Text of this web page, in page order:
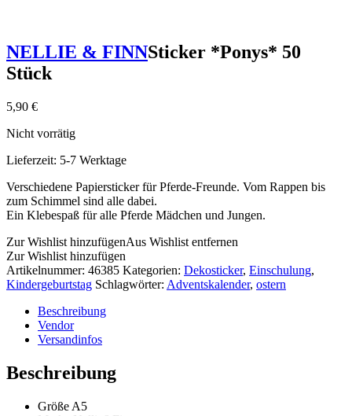
NELLIE & FINNSticker *Ponys* 50
Stück
5,90 €
Nicht vorrätig
Lieferzeit: 5-7 Werktage
Verschiedene Papiersticker für Pferde-Freunde. Vom Rappen bis
zum Schimmel sind alle dabei.
Ein Klebespaß für alle Pferde Mädchen und Jungen.
Zur Wishlist hinzufügenAus Wishlist entfernen
Zur Wishlist hinzufügen
Artikelnummer: 46385 Kategorien: Dekosticker, Einschulung,
Kindergeburtstag Schlagwörter: Adventskalender, ostern
Beschreibung
Vendor
Versandinfos
Beschreibung
Größe A5